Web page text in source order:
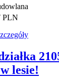
PLN
lesie!